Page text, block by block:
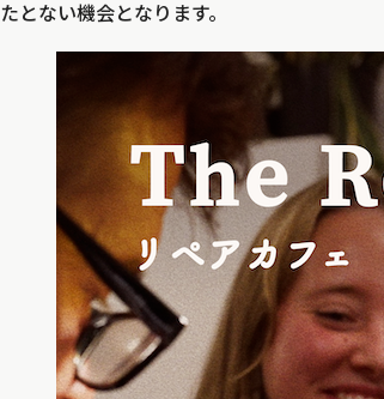
たとない機会となります。